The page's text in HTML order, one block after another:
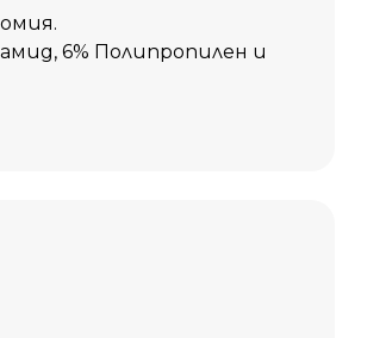
6% Полипропилен и